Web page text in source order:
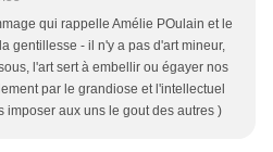
qui rappelle Amélie POulain et le
gentillesse - il n'y a pas d'art mineur,
l'art sert à embellir ou égayer nos
par le grandiose et l'intellectuel
imposer aux uns le gout des autres )